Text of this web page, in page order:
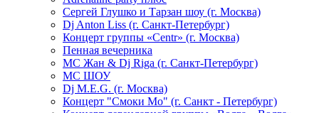
Сергей Глушко и Тарзан шоу (г. Москва)
Dj Anton Liss (г. Санкт-Петербург)
Концерт группы «Centr» (г. Москва)
Пенная вечерника
МС Жан & Dj Riga (г. Санкт-Петербург)
МС ШОУ
Dj M.E.G. (г. Москва)
Концерт "Смоки Мо" (г. Санкт - Петербург)